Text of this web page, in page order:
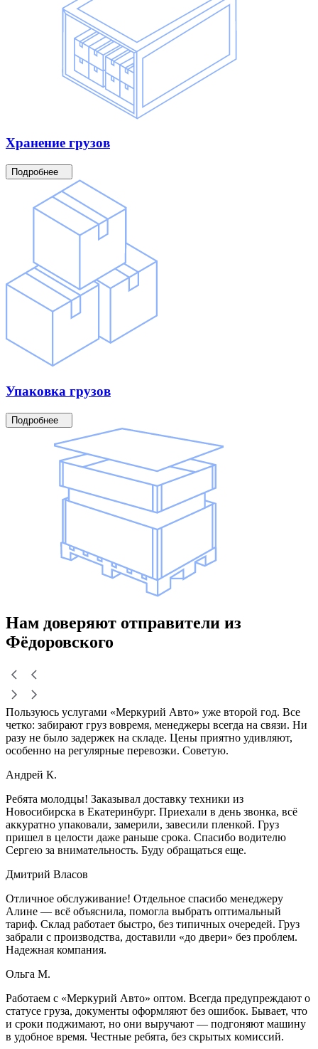
Хранение грузов
Подробнее
Упаковка грузов
Подробнее
Нам доверяют отправители из
Фёдоровского
Пользуюсь услугами «Меркурий Авто» уже второй год. Все
четко: забирают груз вовремя, менеджеры всегда на связи. Ни
разу не было задержек на складе. Цены приятно удивляют,
особенно на регулярные перевозки. Советую.
Андрей К.
Ребята молодцы! Заказывал доставку техники из
Новосибирска в Екатеринбург. Приехали в день звонка, всё
аккуратно упаковали, замерили, завесили пленкой. Груз
пришел в целости даже раньше срока. Спасибо водителю
Сергею за внимательность. Буду обращаться еще.
Дмитрий Власов
Отличное обслуживание! Отдельное спасибо менеджеру
Алине — всё объяснила, помогла выбрать оптимальный
тариф. Склад работает быстро, без типичных очередей. Груз
забрали с производства, доставили «до двери» без проблем.
Надежная компания.
Ольга М.
Работаем с «Меркурий Авто» оптом. Всегда предупреждают о
статусе груза, документы оформляют без ошибок. Бывает, что
и сроки поджимают, но они выручают — подгоняют машину
в удобное время. Честные ребята, без скрытых комиссий.